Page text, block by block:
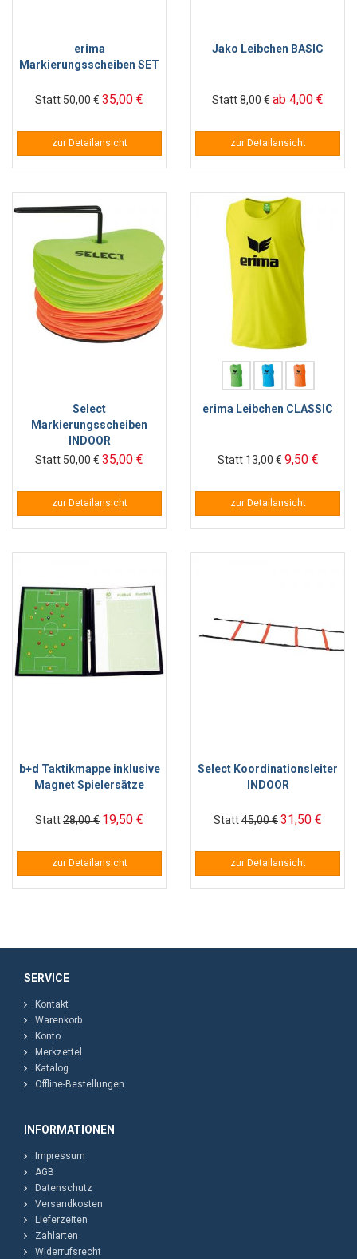
erima
Markierungsscheiben SET
Statt50,00 €35,00 €
zur Detailansicht
Jako Leibchen BASIC
Statt8,00 €ab 4,00 €
zur Detailansicht
Select
Markierungsscheiben
INDOOR
Statt50,00 €35,00 €
zur Detailansicht
erima Leibchen CLASSIC
Statt13,00 € 9,50 €
zur Detailansicht
b+d Taktikmappe inklusive
Magnet Spielersätze
Statt28,00 € 19,50 €
zur Detailansicht
Select Koordinationsleiter
INDOOR
Statt45,00 €31,50 €
zur Detailansicht
SERVICE
Kontakt
Warenkorb
Konto
Merkzettel
Katalog
Offline-Bestellungen
INFORMATIONEN
Impressum
AGB
Datenschutz
Versandkosten
Lieferzeiten
Zahlarten
Widerrufsrecht